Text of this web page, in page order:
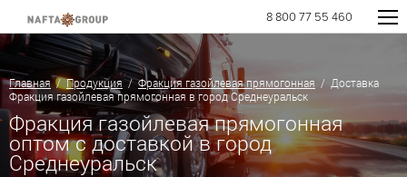
8 800 77 55 460
Главная/Продукция/Фракция газойлевая прямогонная / Доставка
Фракция газойлевая прямогонная в город Среднеуральск
Фракция газойлевая прямогонная
оптом с доставкой в город
Среднеуральск